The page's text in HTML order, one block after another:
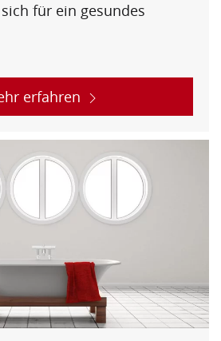
für ein gesundes
erfahren